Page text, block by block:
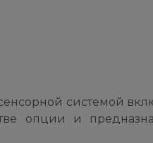
системой
опции и